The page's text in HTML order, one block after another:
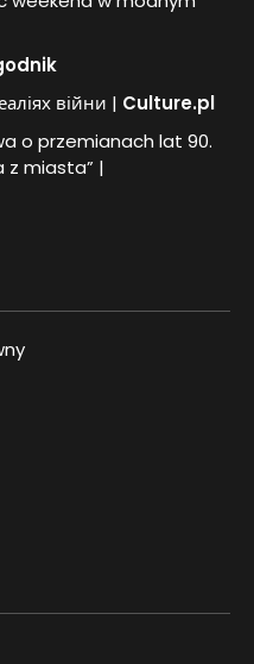
війни | Culture.pl
o przemianach lat 90.
z miasta” |